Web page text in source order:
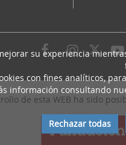
de esta WEB ha sido
su experiencia
con fines analíticos,
información consultando
Rechazar todas